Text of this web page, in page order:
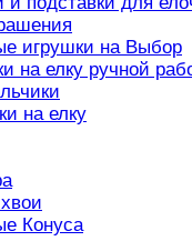
игрушки на Выбор
на елку ручной
на елку
Конуса